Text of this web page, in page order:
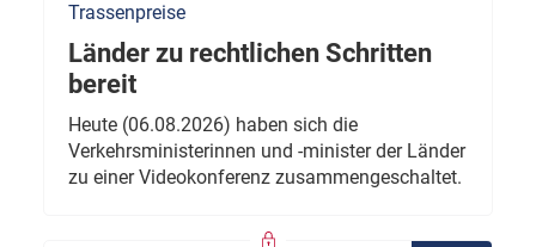
Trassenpreise
Länder zu rechtlichen Schritten
bereit
Heute (06.08.2026) haben sich die
Verkehrsministerinnen und -minister der Länder
zu einer Videokonferenz zusammengeschaltet.